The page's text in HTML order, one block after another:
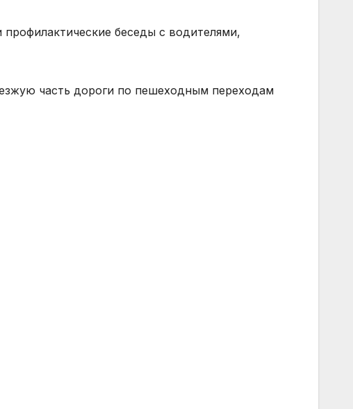
беседы с водителями,
часть дороги по пешеходным переходам